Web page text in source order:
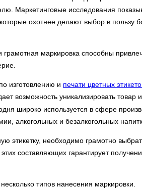
Маркетинговые исследования
охотнее делают выбор в пользу
маркировка способны
изготовлению и печати цветных
возможность уникализировать товар
широко используется в сфере
алкогольных и безалкогольных
этикетку, необходимо грамотно
составляющих гарантирует
типов нанесения маркировки.